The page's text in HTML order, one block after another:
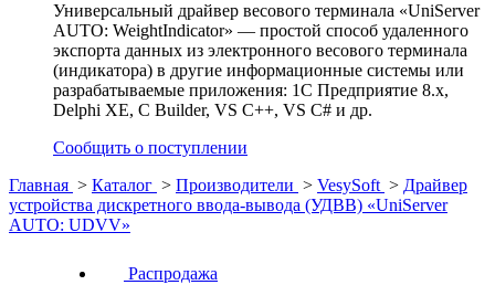
Универсальный драйвер весового терминала «UniServer
AUTO: WeightIndicator» — простой способ удаленного
экспорта данных из электронного весового терминала
(индикатора) в другие информационные системы или
разрабатываемые приложения: 1С Предприятие 8.x,
Delphi XE, C Builder, VS C++, VS C# и др.
Сообщить о поступлении
Главная > Каталог > Производители > VesySoft > Драйвер
устройства дискретного ввода-вывода (УДВВ) «UniServer
AUTO: UDVV»
Распродажа